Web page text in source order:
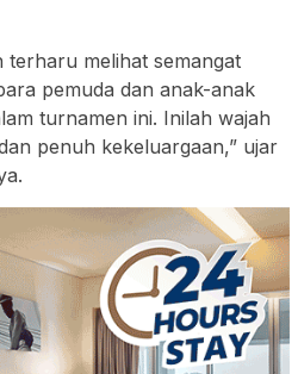
terharu melihat semangat
pemuda dan anak-anak
turnamen ini. Inilah wajah
penuh kekeluargaan,” ujar